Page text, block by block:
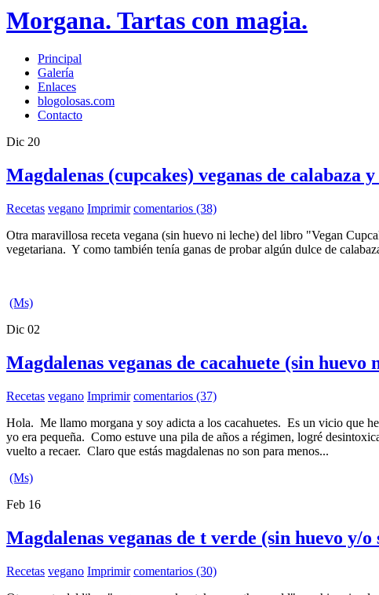
Morgana. Tartas con magia.
Principal
Galería
Enlaces
blogolosas.com
Contacto
Dic 20
Magdalenas (cupcakes) veganas de calabaza
Recetas vegano Imprimir comentarios (38)
Otra maravillosa receta vegana (sin huevo ni leche) del libro "Vegan
vegetariana. Y como también tenía ganas de probar algún dulce de
(Ms)
Dic 02
Magdalenas veganas de cacahuete (sin huevo
Recetas vegano Imprimir comentarios (37)
Hola. Me llamo morgana y soy adicta a los cacahuetes. Es un vicio que
yo era pequeña. Como estuve una pila de años a régimen, logré
vuelto a recaer. Claro que estás magdalenas no son para menos...
(Ms)
Feb 16
Magdalenas veganas de t verde (sin huevo y/
Recetas vegano Imprimir comentarios (30)